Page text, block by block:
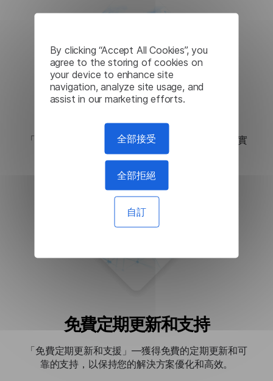
By clicking “Accept All Cookies”, you
agree to the storing of cookies on
your device to enhance site
navigation, analyze site usage, and
assist in our marketing efforts.
全部接受
全部拒絕
自訂
「輕鬆與您的產品整合」 - 輕鬆與您的產品集成，實
現無縫相容性和簡化的功能。
免費定期更新和支持
「免費定期更新和支援」—獲得免費的定期更新和可
靠的支持，以保持您的解決方案優化和高效。